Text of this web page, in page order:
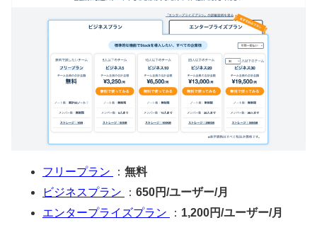
フリープラン ： 無料
ビジネスプラン
： 650円/ユーザー/月
エンタープライズプラン
： 1,200円/ユーザー/月